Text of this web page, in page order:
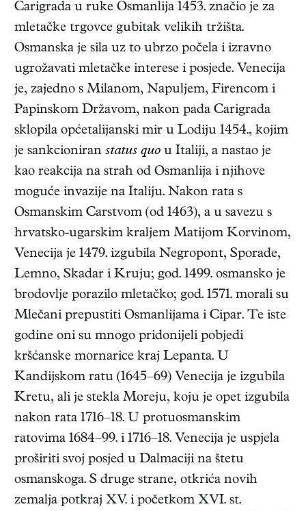
Carigrada u ruke Osmanlija 1453. značio je za
mletačke trgovce gubitak velikih tržišta.
Osmanska je sila uz to ubrzo počela i izravno
ugrožavati mletačke interese i posjede. Venecija
je, zajedno s Milanom, Napuljem, Firencom i
Papinskom Državom, nakon pada Carigrada
sklopila općetalijanski mir u Lodiju 1454., kojim
je sankcioniran status quo u Italiji, a nastao je
kao reakcija na strah od Osmanlija i njihove
moguće invazije na Italiju. Nakon rata s
Osmanskim Carstvom (od 1463), a u savezu s
hrvatsko-ugarskim kraljem Matijom Korvinom,
Venecija je 1479. izgubila Negropont, Sporade,
Lemno, Skadar i Kruju; god. 1499. osmansko je
brodovlje porazilo mletačko; god. 1571. morali su
Mlečani prepustiti Osmanlijama i Cipar. Te iste
godine oni su mnogo pridonijeli pobjedi
kršćanske mornarice kraj Lepanta. U
Kandijskom ratu (1645–69) Venecija je izgubila
Kretu, ali je stekla Moreju, koju je opet izgubila
nakon rata 1716–18. U protuosmanskim
ratovima 1684–99. i 1716–18. Venecija je uspjela
proširiti svoj posjed u Dalmaciji na štetu
osmanskoga. S druge strane, otkrića novih
zemalja potkraj XV. i početkom XVI. st.